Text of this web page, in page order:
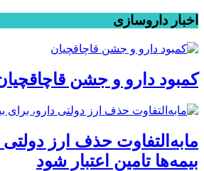
اخبار داروسازی
کمبود دارو و جشن
مابه‌التفاوت حذف ارز دولتی
بیمه‌ها تامین اعتبار شود